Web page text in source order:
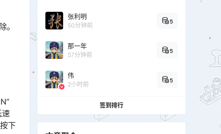
。
速
下
张利明
50分钟前
5
那一年
57分钟前
5
伟
2小时前
5
签到排行